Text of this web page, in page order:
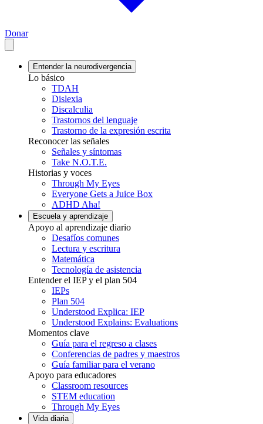
Donar
Entender la neurodivergencia
Lo básico
TDAH
Dislexia
Discalculia
Trastornos del lenguaje
Trastorno de la expresión escrita
Reconocer las señales
Señales y síntomas
Take N.O.T.E.
Historias y voces
Through My Eyes
Everyone Gets a Juice Box
ADHD Aha!
Escuela y aprendizaje
Apoyo al aprendizaje diario
Desafíos comunes
Lectura y escritura
Matemática
Tecnología de asistencia
Entender el IEP y el plan 504
IEPs
Plan 504
Understood Explica: IEP
Understood Explains: Evaluations
Momentos clave
Guía para el regreso a clases
Conferencias de padres y maestros
Guía familiar para el verano
Apoyo para educadores
Classroom resources
STEM education
Through My Eyes
Vida diaria